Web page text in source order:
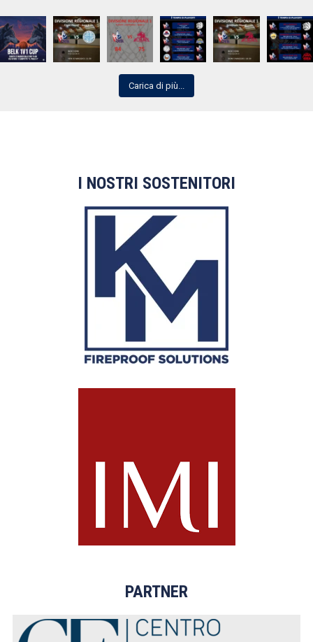
Carica di più...
I NOSTRI SOSTENITORI
PARTNER